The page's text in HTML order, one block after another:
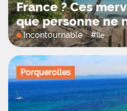
France ? Ces
que personne ne
Incontournable #Ile
Porquerolles